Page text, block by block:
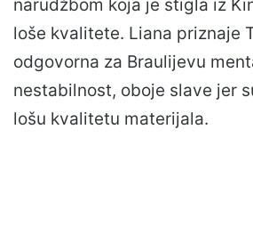
narudžbom koja je stigla iz
loše kvalitete. Liana priznaje
odgovorna za Braulijevu
nestabilnost, oboje slave jer
lošu kvalitetu materijala.